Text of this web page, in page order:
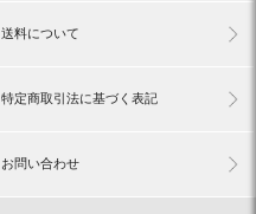
送料について
特定商取引法に基づく表記
お問い合わせ